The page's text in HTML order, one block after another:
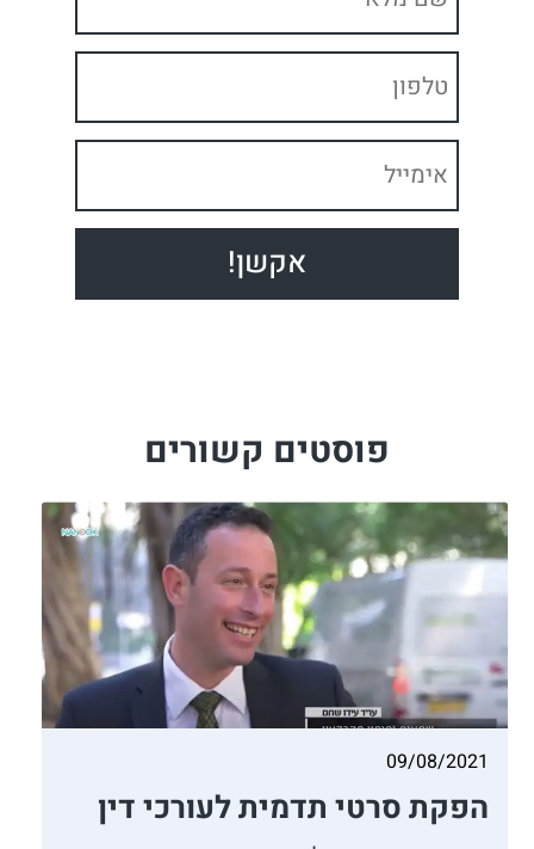
פוסטים קשורים
09/08/2021
הפקת סרטי תדמית לעורכי דין